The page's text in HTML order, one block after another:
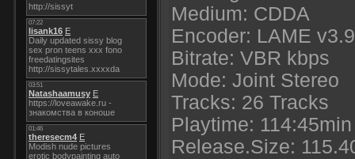
Medium: CDDA
Encoder: LAME
Bitrate: VBR kbps
Mode: Joint Stereo
Tracks: 26 Tracks
Playtime: 114:45min
Release.Size: